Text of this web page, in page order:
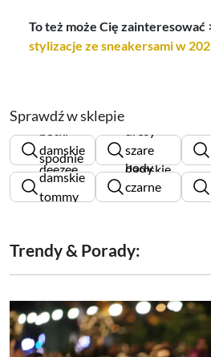
To też może Cię zainteresować
stylizacje ze sneakersami w
Sprawdź w sklepie
damskie
deezee
szare
damskie
spodnie
damskie
tommy
body
czarne
damskie
Trendy & Porady: